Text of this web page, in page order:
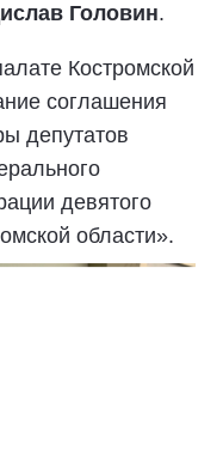
Головин.
Костромской
соглашения
депутатов
девятого
области».